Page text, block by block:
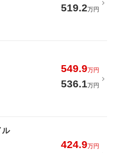
519.2万円
549.9万円
536.1万円
ル
424.9万円